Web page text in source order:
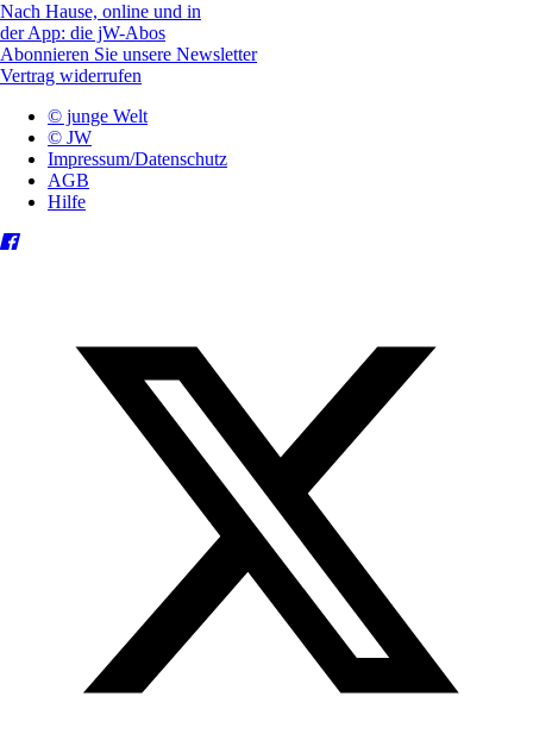
Nach Hause, online und in
der App: die jW-Abos
Abonnieren Sie unsere Newsletter
Vertrag widerrufen
© junge Welt
© JW
Impressum/Datenschutz
AGB
Hilfe